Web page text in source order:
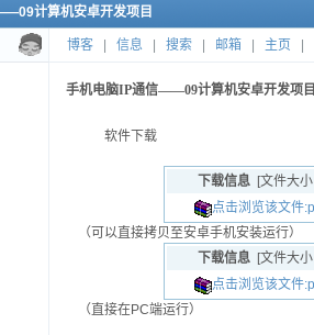
计算机安卓开发项目
博客 信息 搜索 邮箱 主页
手机电脑IP通信——09计算机安卓开发项
软件下载
下载信息[文件大小
点击浏览该文件
（可以直接拷贝至安卓手机安装运行）
下载信息[文件大小
点击浏览该文件
（直接在PC端运行）